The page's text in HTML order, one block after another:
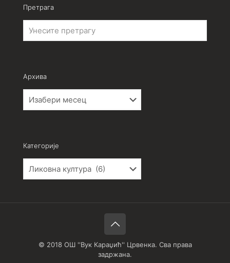
Претрага
Архива
Категорије
© 2018 ОШ ''Вук Караџић'' Црвенка. Сва права
задржана.